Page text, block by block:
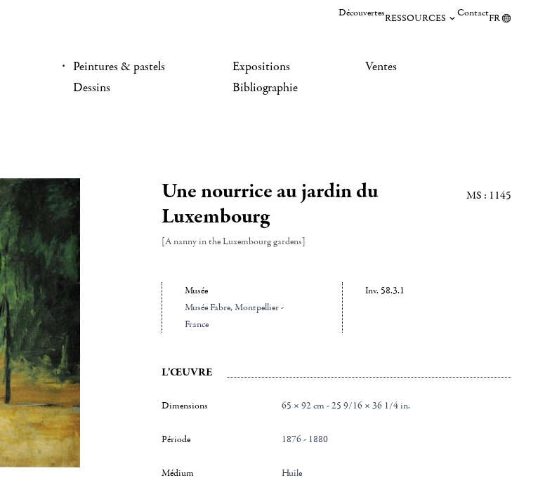
DécouvertesRESSOURCES ContactFR
Peintures & pastels
Dessins
Expositions
Bibliographie
Ventes
Une nourrice au jardin du
Luxembourg
[A nanny in the Luxembourg gardens]
MS : 1145
Musée
Musée Fabre, Montpellier -
France
Inv. 58.3.1
L'ŒUVRE
Dimensions 65 × 92 cm - 25 9/16 × 36 1/4 in.
Période 1876 - 1880
Médium Huile